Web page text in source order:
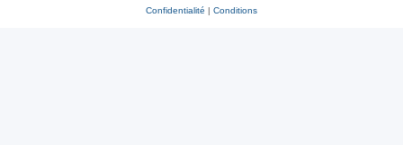
Confidentialité | Conditions